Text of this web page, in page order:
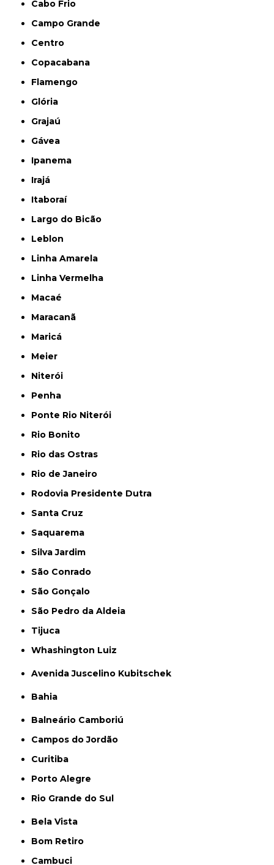
Cabo Frio
Campo Grande
Centro
Copacabana
Flamengo
Glória
Grajaú
Gávea
Ipanema
Irajá
Itaboraí
Largo do Bicão
Leblon
Linha Amarela
Linha Vermelha
Macaé
Maracanã
Maricá
Meier
Niterói
Penha
Ponte Rio Niterói
Rio Bonito
Rio das Ostras
Rio de Janeiro
Rodovia Presidente Dutra
Santa Cruz
Saquarema
Silva Jardim
São Conrado
São Gonçalo
São Pedro da Aldeia
Tijuca
Whashington Luiz
Avenida Juscelino Kubitschek
Bahia
Balneário Camboriú
Campos do Jordão
Curitiba
Porto Alegre
Rio Grande do Sul
Bela Vista
Bom Retiro
Cambuci